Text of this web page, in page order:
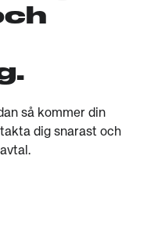
så kommer din
dig snarast och